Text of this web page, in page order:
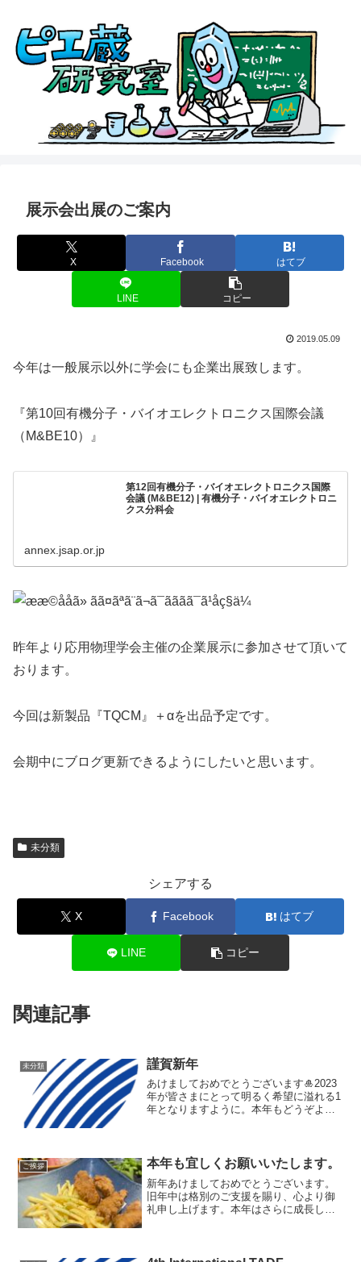
展示会出展のご案内
X Facebook はてブ
LINE コピー
2019.05.09
今年は一般展示以外に学会にも企業出展致します。
『第10回有機分子・バイオエレクトロニクス国際会議
（M&BE10）』
第12回有機分子・バイオエレクトロニクス国際
会議 (M&BE12) | 有機分子・バイオエレクトロニ
クス分科会
annex.jsap.or.jp
昨年より応用物理学会主催の企業展示に参加させて頂いて
おります。
今回は新製品『TQCM』＋αを出品予定です。
会期中にブログ更新できるようにしたいと思います。
未分類
シェアする
X Facebook はてブ
LINE コピー
関連記事
未分類 謹賀新年
あけましておめでとうございます🎍2023
年が皆さまにとって明るく希望に溢れる1
年となりますように。本年もどうぞよろ
る、長州産業さんが作...
ご挨拶 本年も宜しくお願いいたします。
新年あけましておめでとうございます。
旧年中は格別のご支援を賜り、心より御
礼申し上げます。本年はさらに成長し、